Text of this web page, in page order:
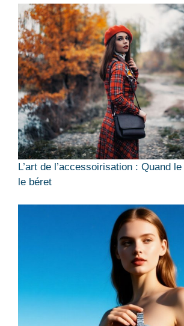
L’art de l’accessoirisation : Quand
le béret